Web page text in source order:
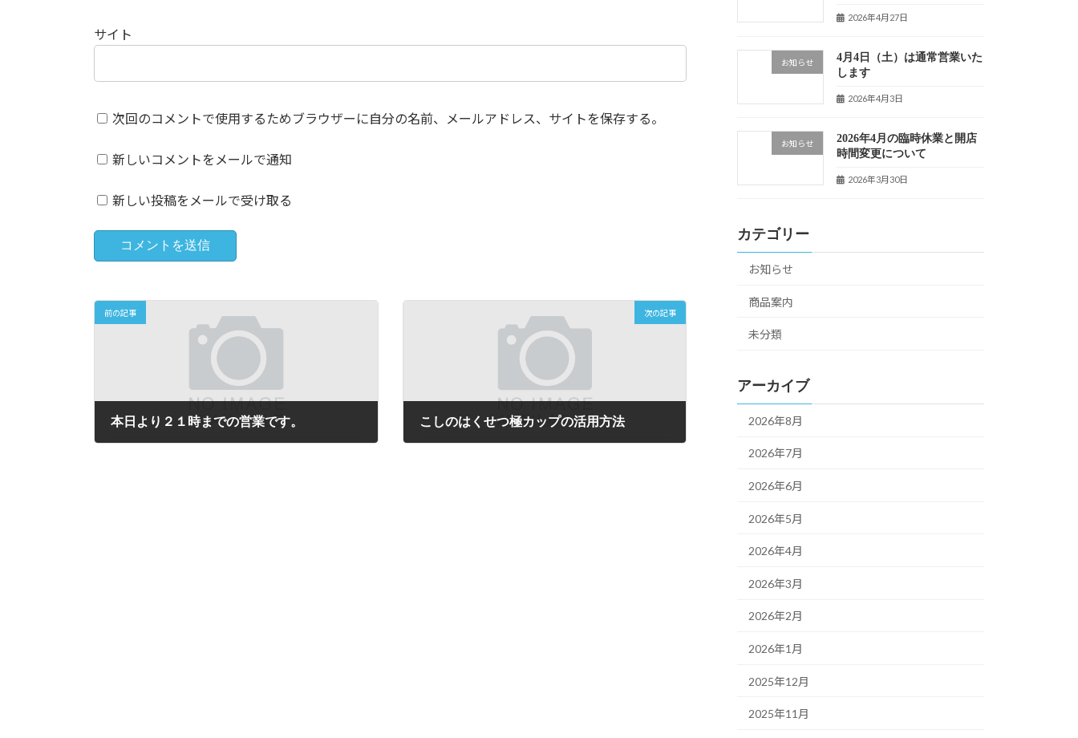
サイト
次回のコメントで使用するためブラウザーに自分の名前、メールアドレス、サイトを保存する。
新しいコメントをメールで通知
新しい投稿をメールで受け取る
前の記事
本日より２１時までの営業です。
次の記事
こしのはくせつ極カップの活用方法
2026年4月27日
お知らせ
4月4日（土）は通常営業いた
します
2026年4月3日
お知らせ
2026年4月の臨時休業と開店
時間変更について
2026年3月30日
カテゴリー
お知らせ
商品案内
未分類
アーカイブ
2026年8月
2026年7月
2026年6月
2026年5月
2026年4月
2026年3月
2026年2月
2026年1月
2025年12月
2025年11月